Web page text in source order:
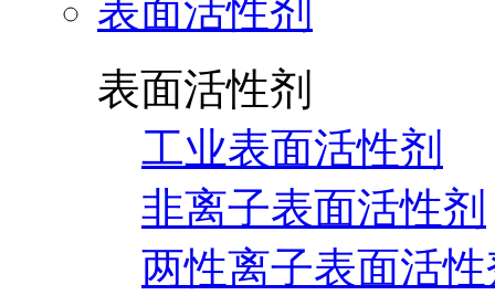
表面活性剂
表面活性剂
工业表面活性剂
非离子表面活性剂
两性离子表面活